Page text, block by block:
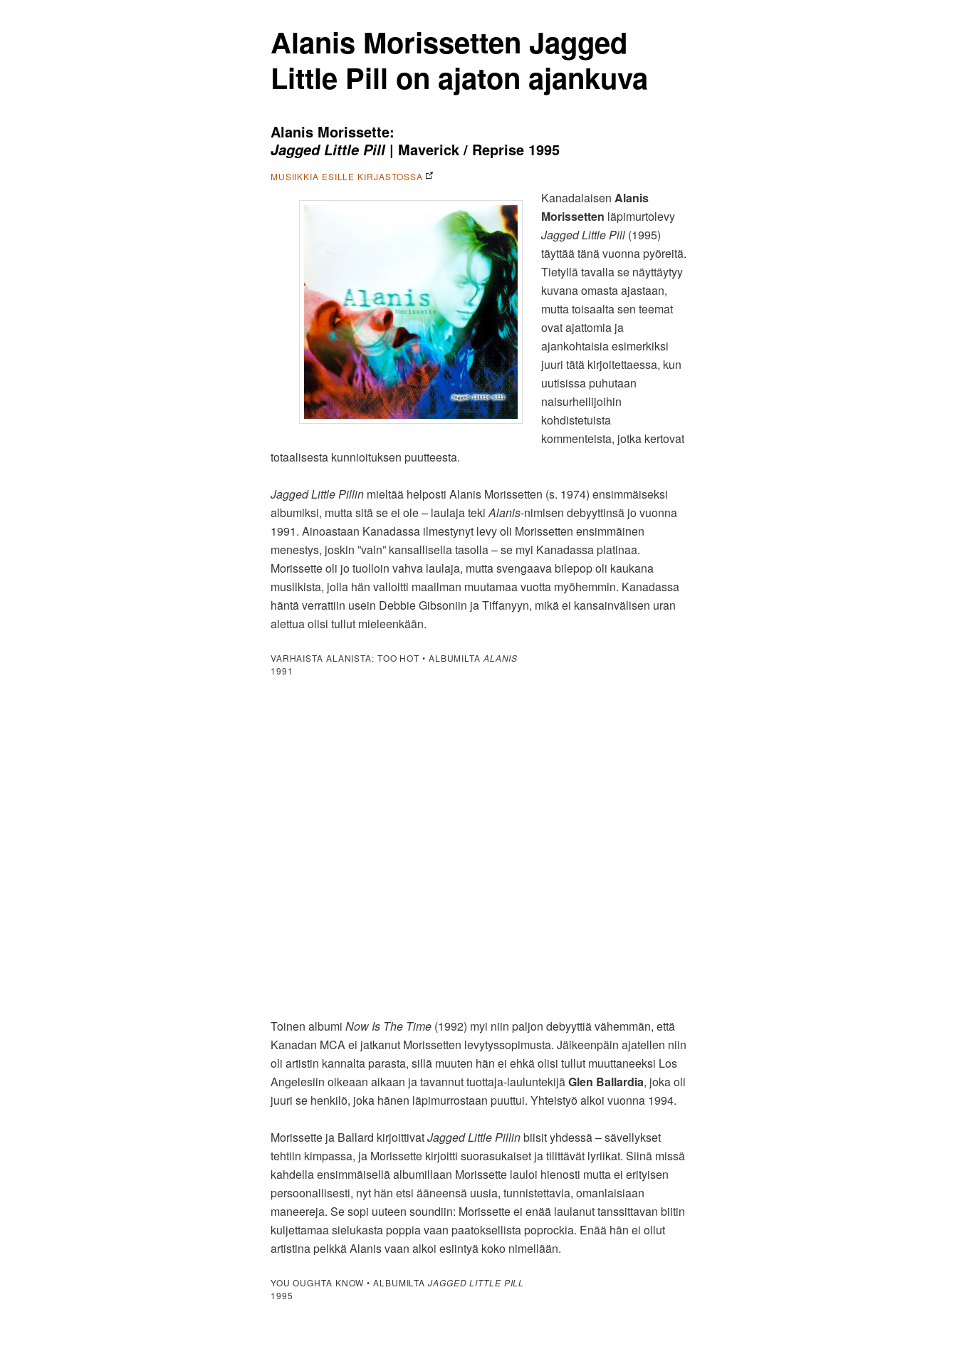
Alanis Morissetten Jagged
Little Pill on ajaton ajankuva
Alanis Morissette:
Jagged Little Pill| Maverick / Reprise 1995
MUSIIKKIA ESILLE KIRJASTOSSA
Kanadalaisen Alanis
Morissetten läpimurtolevy
Jagged Little Pill(1995)
täyttää tänä vuonna pyöreitä.
Tietyllä tavalla se näyttäytyy
kuvana omasta ajastaan,
mutta toisaalta sen teemat
ovat ajattomia ja
ajankohtaisia esimerkiksi
juuri tätä kirjoitettaessa, kun
uutisissa puhutaan
naisurheilijoihin
kohdistetuista
kommenteista, jotka kertovat
totaalisesta kunnioituksen puutteesta.
Jagged Little Pillinmieltää helposti Alanis Morissetten (s. 1974) ensimmäiseksi
albumiksi, mutta sitä se ei ole – laulaja tekiAlanis-nimisen debyyttinsä jo vuonna
1991. Ainoastaan Kanadassa ilmestynyt levy oli Morissetten ensimmäinen
menestys, joskin ”vain” kansallisella tasolla – se myi Kanadassa platinaa.
Morissette oli jo tuolloin vahva laulaja, mutta svengaava bilepop oli kaukana
musiikista, jolla hän valloitti maailman muutamaa vuotta myöhemmin. Kanadassa
häntä verrattiin usein Debbie Gibsoniin ja Tiffanyyn, mikä ei kansainvälisen uran
alettua olisi tullut mieleenkään.
VARHAISTA ALANISTA: TOO HOT • ALBUMILTA ALANIS
1991
Toinen albumi Now Is The Time(1992) myi niin paljon debyyttiä vähemmän, että
Kanadan MCA ei jatkanut Morissetten levytyssopimusta. Jälkeenpäin ajatellen niin
oli artistin kannalta parasta, sillä muuten hän ei ehkä olisi tullut muuttaneeksi Los
Angelesiin oikeaan aikaan ja tavannut tuottaja-lauluntekijäGlen Ballardia, joka oli
juuri se henkilö, joka hänen läpimurrostaan puuttui. Yhteistyö alkoi vuonna 1994.
Morissette ja Ballard kirjoittivatJagged Little Pillinbiisit yhdessä – sävellykset
tehtiin kimpassa, ja Morissette kirjoitti suorasukaiset ja tilittävät lyriikat. Siinä missä
kahdella ensimmäisellä albumillaan Morissette lauloi hienosti mutta ei erityisen
persoonallisesti, nyt hän etsi ääneensä uusia, tunnistettavia, omanlaisiaan
maneereja. Se sopi uuteen soundiin: Morissette ei enää laulanut tanssittavan biitin
kuljettamaa sielukasta poppia vaan paatoksellista poprockia. Enää hän ei ollut
artistina pelkkä Alanis vaan alkoi esiintyä koko nimellään.
YOU OUGHTA KNOW • ALBUMILTAJAGGED LITTLE PILL
1995